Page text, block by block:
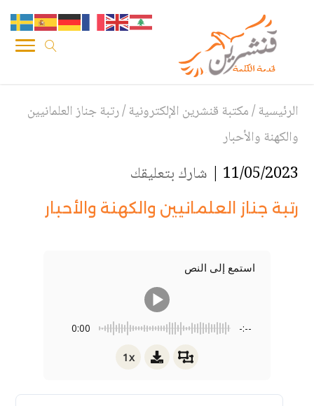
الرئيسية/مكتبة قنشرين الإلكترونية/رتبة جناز العلمانيين
والكهنة والأحبار
11/05/2023 | شارك بتعليقك
رتبة جناز العلمانيين والكهنة والأحبار
استمع إلى النص
0:00 -:--
1x